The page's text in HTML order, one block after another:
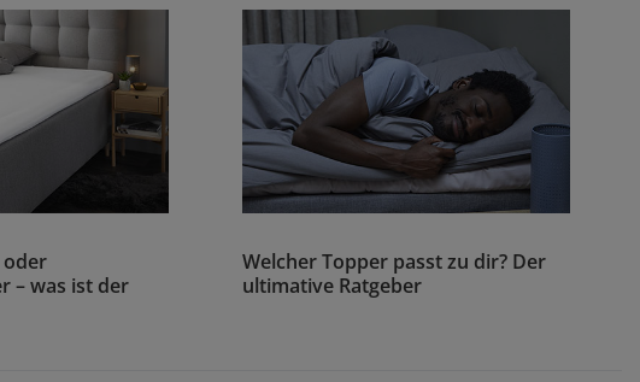
– was ist der
Welcher Topper passt zu dir? Der
ultimative Ratgeber